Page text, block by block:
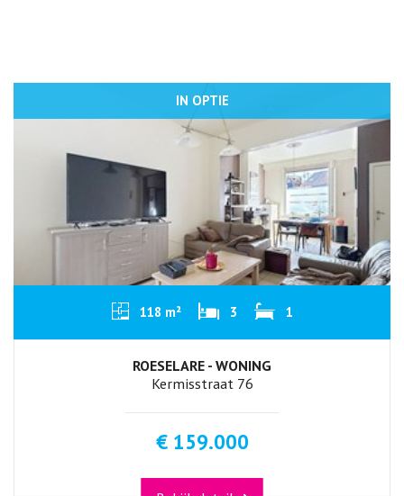
IN OPTIE
118 m² 3 1
ROESELARE - WONING
Kermisstraat 76
€ 159.000